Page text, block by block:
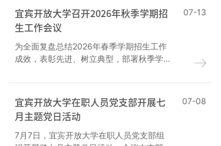
宜宾开放大学召开2026年秋季学期招
生工作会议
为全面复盘总结2026年春季学期招生工作
成效，表彰先进、树立典型，部署秋季学
议。
07-13
宜宾开放大学在职人员党支部开展七
月主题党日活动
7月7日，宜宾开放大学在职人员党支部组
07-08